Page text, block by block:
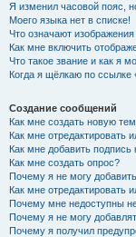
Я изменил часовой пояс,
Моего языка нет в списке!
Что означают
Как мне включить
Что такое звание и как я
Когда я щёлкаю по ссылке
Создание сообщений
Как мне создать новую
Как мне отредактировать
Как мне добавить
Как мне создать опрос?
Почему я не могу
Как мне отредактировать
Почему мне недоступны
Почему я не могу
Почему я получил